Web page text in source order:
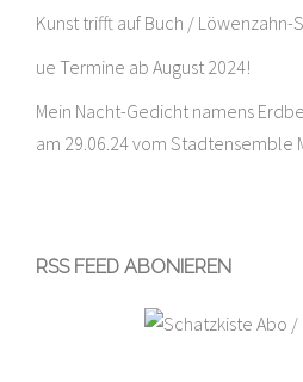
Kunst trifft auf Buch / Löwenzahn-
ue Termine ab August 2024!
Mein Nacht-Gedicht namens
am 29.06.24 vom Stadtensemble
RSS FEED ABONIEREN